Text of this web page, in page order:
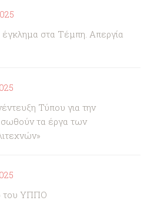
στα Τέμπη. Απεργία
Τύπου για την
τα έργα των
του ΥΠΠΟ